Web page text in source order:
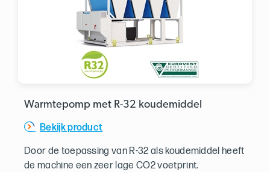
Warmtepomp met R-32 koudemiddel
Bekijk product
Door de toepassing van R-32 als koudemiddel heeft
de machine een zeer lage CO2 voetprint.